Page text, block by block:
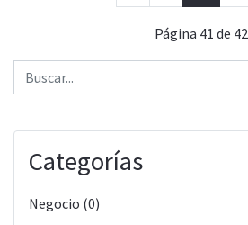
Página 41 de 42
Categorías
Negocio (0)